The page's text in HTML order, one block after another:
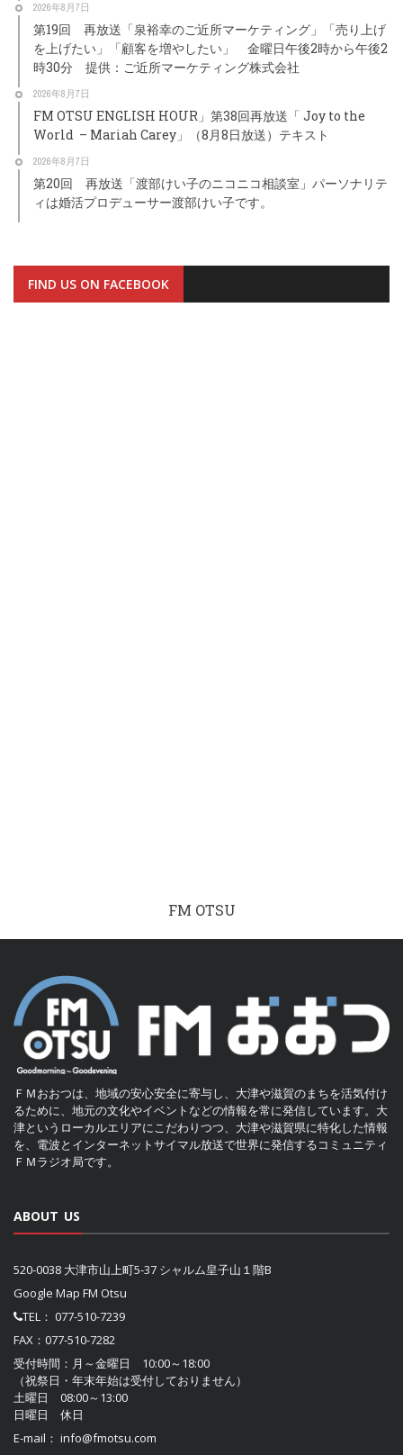
2026年8月7日
第19回 再放送「泉裕幸のご近所マーケティング」「売り上げ
を上げたい」「顧客を増やしたい」 金曜日午後2時から午後2
時30分 提供：ご近所マーケティング株式会社
2026年8月7日
FM OTSU ENGLISH HOUR」第38回再放送「 Joy to the
World – Mariah Carey」（8月8日放送）テキスト
2026年8月7日
第20回 再放送「渡部けい子のニコニコ相談室」パーソナリテ
ィは婚活プロデューサー渡部けい子です。
FIND US ON FACEBOOK
FM OTSU
ＦＭおおつは、地域の安心安全に寄与し、大津や滋賀のまちを活気付け
るために、地元の文化やイベントなどの情報を常に発信しています。大
津というローカルエリアにこだわりつつ、大津や滋賀県に特化した情報
を、電波とインターネットサイマル放送で世界に発信するコミュニティ
ＦＭラジオ局です。
ABOUT US
520-0038 大津市山上町5-37 シャルム皇子山１階B
Google Map FM Otsu
TEL： 077-510-7239
FAX：077-510-7282
受付時間：月～金曜日 10:00～18:00
（祝祭日・年末年始は受付しておりません）
土曜日 08:00～13:00
日曜日 休日
E-mail： info@fmotsu.com